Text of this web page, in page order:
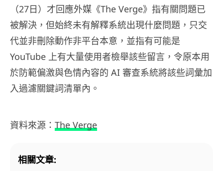
（27日）才回應外媒《The Verge》指有關問題已
被解決，但始終未有解釋系統出現什麼問題，只交
代並非刪除動作非平台本意，並指有可能是
YouTube 上有大量使用者檢舉該些留言，令原本用
於防範偏激與色情內容的 AI 審查系統將該些詞彙加
入過濾關鍵詞清單內。
資料來源： The Verge
相關文章: